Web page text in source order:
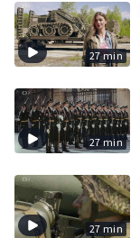
27 min
27 min
27 min